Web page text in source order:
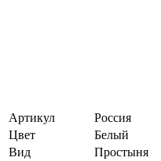
Артикул
Россия
Цвет
Белый
Вид
Простыня